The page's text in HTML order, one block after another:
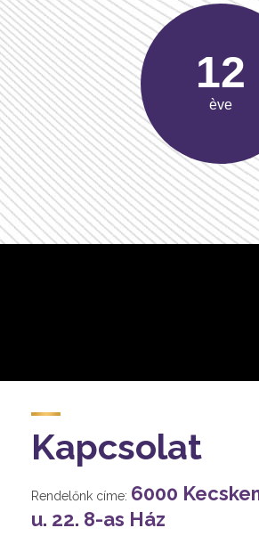
18
ève
Kapcsolat
Rendelőnk címe: 6000
u. 22. 8-as Ház